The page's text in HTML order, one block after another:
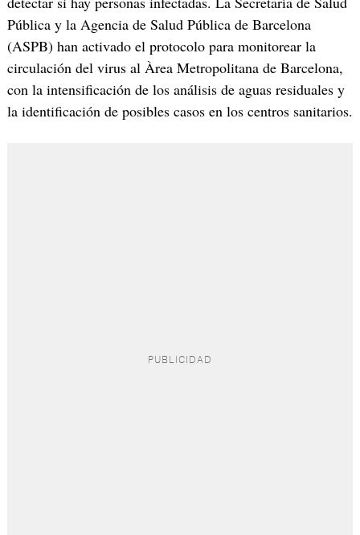
Pública y la Agencia de Salud Pública de Barcelona
(ASPB) han activado el protocolo para monitorear la
circulación del virus al Àrea Metropolitana de Barcelona,
con la intensificación de los análisis de aguas residuales y
la identificación de posibles casos en los centros sanitarios.